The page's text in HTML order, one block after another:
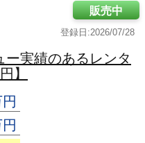
登録日:2026/07/28
販売中
ー実績のあるレンタ
】